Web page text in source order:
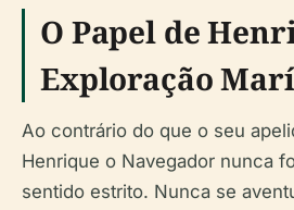
O Papel de
Exploração
Ao contrário do que o seu
Henrique o Navegador nunca
sentido estrito. Nunca se